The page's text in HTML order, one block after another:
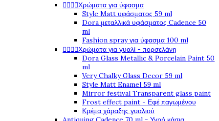
Χρώματα για ύφασμα
Style Matt υφάσματος 59 ml
Dora μεταλλικά υφάσματος Cadence 50
ml
Fashion spray για ύφασμα 100 ml
Χρώματα για γυαλί - πορσελάνη
Dora Glass Metallic & Porcelain Paint 50
ml
Very Chalky Glass Decor 59 ml
Style Matt Enamel 59 ml
Mirror festival Transparent glass paint
Frost effect paint - Εφέ παγωμένου
Κρέμα χάραξης γυαλιού